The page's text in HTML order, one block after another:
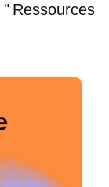
Ressources